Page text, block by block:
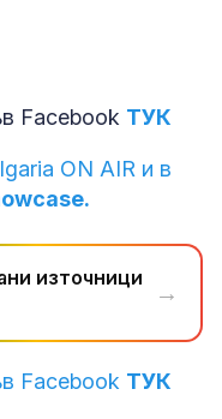
Facebook ТУК
ON AIR и в
източници
→
Facebook ТУК